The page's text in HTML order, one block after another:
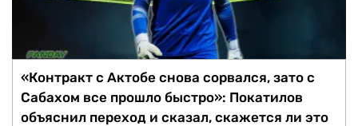
«Контракт с Актобе снова сорвался, зато с
Сабахом все прошло быстро»: Покатилов
объяснил переход и сказал, скажется ли это